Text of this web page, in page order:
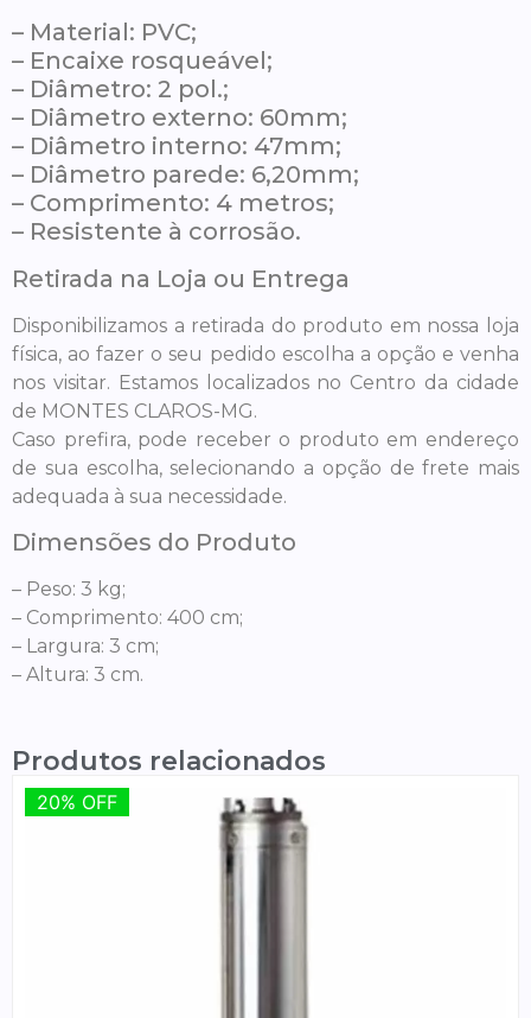
– Material: PVC;
– Encaixe rosqueável;
– Diâmetro: 2 pol.;
– Diâmetro externo: 60mm;
– Diâmetro interno: 47mm;
– Diâmetro parede: 6,20mm;
– Comprimento: 4 metros;
– Resistente à corrosão.
Retirada na Loja ou Entrega
Disponibilizamos a retirada do produto em nossa loja
física, ao fazer o seu pedido escolha a opção e venha
nos visitar. Estamos localizados no Centro da cidade
de MONTES CLAROS-MG.
Caso prefira, pode receber o produto em endereço
de sua escolha, selecionando a opção de frete mais
adequada à sua necessidade.
Dimensões do Produto
– Peso: 3 kg;
– Comprimento: 400 cm;
– Largura: 3 cm;
– Altura: 3 cm.
Produtos relacionados
20% OFF
20% OFF